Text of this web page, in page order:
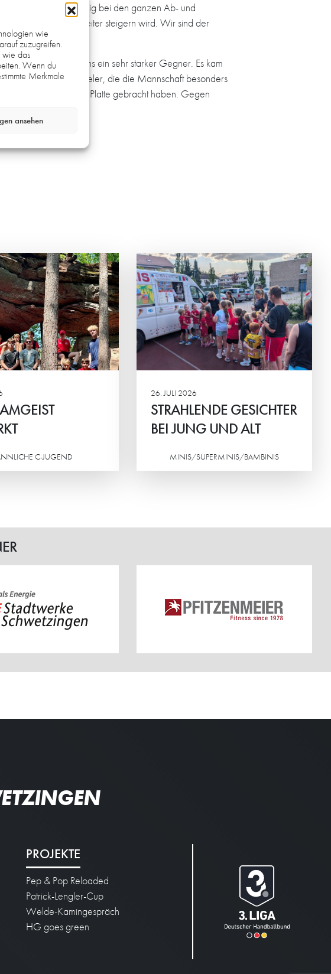
wie
zuzugreifen.
wie das
Wenn du
Merkmale
ansehen
auch schwierig bei den ganzen Ab- und
dass sie sich weiter steigern wird. Wir sind der
zu halten.”
„Mit Aue erwartet uns ein sehr starker Gegner. Es kam
sind Schlüsselspieler, die die Mannschaft besonders
beste Spiel auf die Platte gebracht haben. Gegen
C-JUGEND
26. JULI 2026
STRAHLENDE GESICHTER
BEI JUNG UND ALT
MINIS/SUPERMINIS/BAMBINIS
GESICHTER
UND ALT
Kind-Turnier der HG-
vor allem der
Spaß, sportlicher
und das Miteinander im
PROJEKTE
Pep & Pop Reloaded
Patrick-Lengler-Cup
Welde-Kamingespräch
HG goes green